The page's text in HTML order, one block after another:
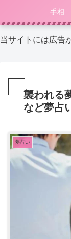
手相
当サイトには広告
襲われる
など夢占
夢占い